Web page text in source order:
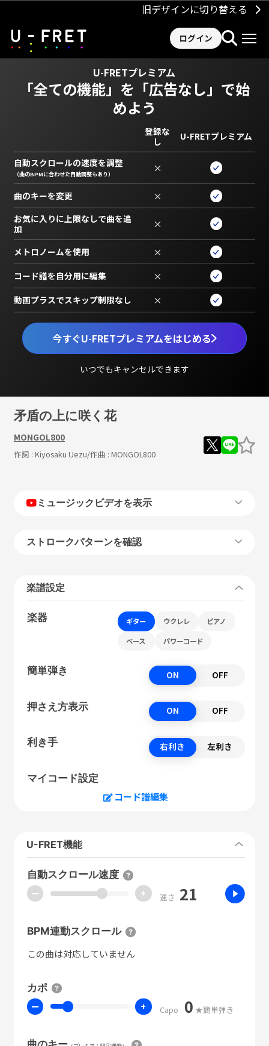
旧デザインに切り替える
ログイン
U-FRETプレミアム
「全ての機能」を 「広告なし」で始
めよう
今すぐU-FRETプレミアムをはじめる
いつでもキャンセルできます
登録な
し
U-FRETプレミアム
自動スクロールの速度を調整
（曲のBPMに合わせた自動調整もあり） ×
曲のキーを変更 ×
お気に入りに上限なしで曲を追
加
×
メトロノームを使用 ×
コード譜を自分用に編集 ×
動画プラスでスキップ制限なし ×
矛盾の上に咲く花
MONGOL800
作詞 : Kiyosaku Uezu/作曲 : MONGOL800
ミュージックビデオを表示
ストロークパターンを確認
楽譜設定
楽器 ギター ウクレレ ピアノ
ベース パワーコード
簡単弾き ON OFF
押さえ方表示 ON OFF
利き手 右利き 左利き
マイコード設定
コード譜編集
U-FRET機能
自動スクロール速度
ー + 速さ 21
BPM連動スクロール
この曲は対応していません
カポ
ー + Capo 0 ★簡単弾き